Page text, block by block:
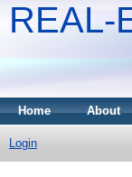
REAL-
Home About
Login